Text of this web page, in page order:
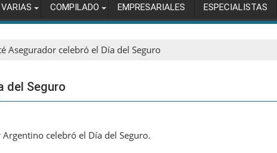
COMPILADO EMPRESARIALES ESPECIALISTAS
Asegurador celebró el Día del Seguro
del Seguro
celebró el Día del Seguro.